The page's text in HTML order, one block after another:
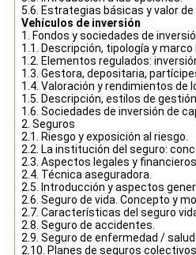
5.6. Estrategias básicas y valor
Vehículos de inversión
1. Fondos y sociedades de
1.1. Descripción, tipología y marco
1.2. Elementos regulados:
1.3. Gestora, depositaria,
1.4. Valoración y rendimientos de
1.5. Descripción, estilos de
1.6. Sociedades de inversión de
2. Seguros
2.1. Riesgo y exposición al riesgo.
2.2. La institución del seguro:
2.3. Aspectos legales y
2.4. Técnica aseguradora.
2.5. Introducción y aspectos
2.6. Seguro de vida. Concepto y
2.7. Características del seguro
2.8. Seguro de accidentes.
2.9. Seguro de enfermedad / salud.
2.10. Planes de seguros